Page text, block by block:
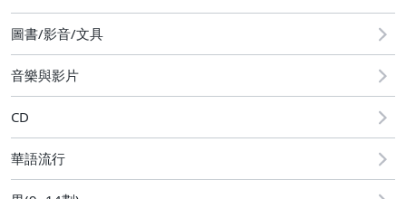
圖書/影音/文具
音樂與影片
CD
華語流行